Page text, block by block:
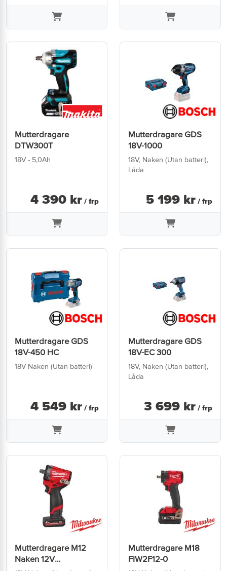
Mutterdragare
DTW300T
18V - 5,0Ah
4 390 kr / frp
Mutterdragare GDS
18V-1000
18V, Naken (Utan batteri),
Låda
5 199 kr / frp
Mutterdragare GDS
18V-450 HC
18V Naken (Utan batteri)
4 549 kr / frp
Mutterdragare GDS
18V-EC 300
18V, Naken (Utan batteri),
Låda
3 699 kr / frp
Mutterdragare M12
Naken 12V
Mutterdragare M18
FIW2F12-0